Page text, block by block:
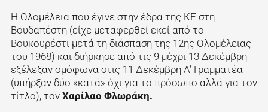
Η Ολομέλεια που έγινε στην έδρα της ΚΕ στη
Βουδαπέστη (είχε μεταφερθεί εκεί από το
Βουκουρέστι μετά τη διάσπαση της 12ης Ολομέλειας
του 1968) και διήρκησε από τις 9 μέχρι 13 Δεκέμβρη
εξέλεξαν ομόφωνα στις 11 Δεκέμβρη Α’ Γραμματέα
(υπήρξαν δύο «κατά» όχι για το πρόσωπο αλλά για τον
τίτλο), τονΧαρίλαο Φλωράκη.